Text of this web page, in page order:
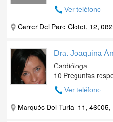
Ver teléfono
Carrer Del Pare Clotet, 12,
Dra. Joaquina
Cardióloga
10 Preguntas
Ver teléfono
Marqués Del Turia, 11, 46005,